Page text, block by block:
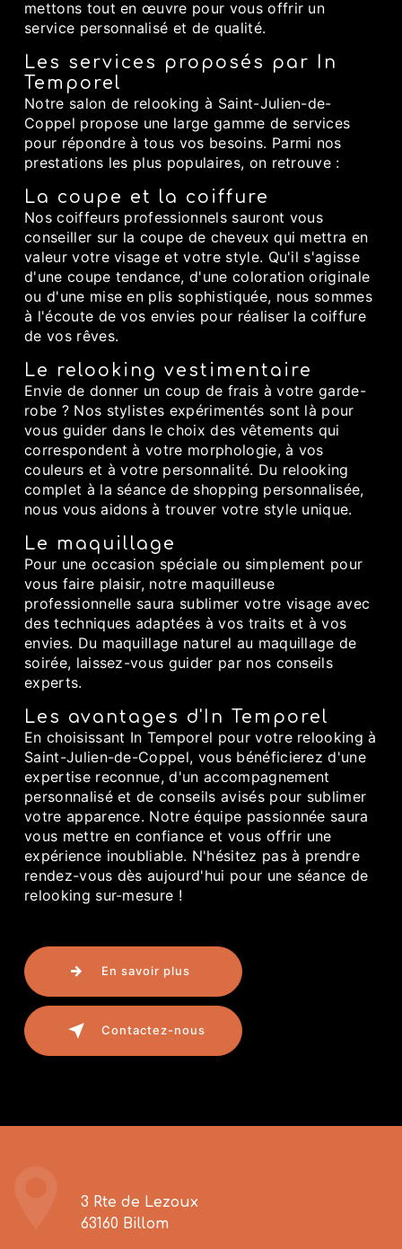
mettons tout en œuvre pour vous offrir un
service personnalisé et de qualité.
Les services proposés par In
Temporel
Notre salon de relooking à Saint-Julien-de-
Coppel propose une large gamme de services
pour répondre à tous vos besoins. Parmi nos
prestations les plus populaires, on retrouve :
La coupe et la coiffure
Nos coiffeurs professionnels sauront vous
conseiller sur la coupe de cheveux qui mettra en
valeur votre visage et votre style. Qu'il s'agisse
d'une coupe tendance, d'une coloration originale
ou d'une mise en plis sophistiquée, nous sommes
à l'écoute de vos envies pour réaliser la coiffure
de vos rêves.
Le relooking vestimentaire
Envie de donner un coup de frais à votre garde-
robe ? Nos stylistes expérimentés sont là pour
vous guider dans le choix des vêtements qui
correspondent à votre morphologie, à vos
couleurs et à votre personnalité. Du relooking
complet à la séance de shopping personnalisée,
nous vous aidons à trouver votre style unique.
Le maquillage
Pour une occasion spéciale ou simplement pour
vous faire plaisir, notre maquilleuse
professionnelle saura sublimer votre visage avec
des techniques adaptées à vos traits et à vos
envies. Du maquillage naturel au maquillage de
soirée, laissez-vous guider par nos conseils
experts.
Les avantages d'In Temporel
En choisissant In Temporel pour votre relooking à
Saint-Julien-de-Coppel, vous bénéficierez d'une
expertise reconnue, d'un accompagnement
personnalisé et de conseils avisés pour sublimer
votre apparence. Notre équipe passionnée saura
vous mettre en confiance et vous offrir une
expérience inoubliable. N'hésitez pas à prendre
rendez-vous dès aujourd'hui pour une séance de
relooking sur-mesure !
En savoir plus
Contactez-nous
3 Rte de Lezoux
63160 Billom